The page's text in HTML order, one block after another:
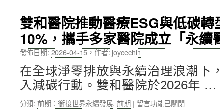
色
共
好
圈！〉
中
豐、
吳
苡
璉、
王
鴻
烈
及
義
機
械
手
臂
走
進
國
小
校
雙和醫院推動醫療ESG與低碳
10%，攜手多家醫院成立「永續
發佈日期: 2026-04-15，作者: joycechin
在全球淨零排放與永續治理浪潮下
入減碳行動。雙和醫院於2026年 …
分類: 前期：銜接世界永續發展, 前期 | 在
留言功能已關閉